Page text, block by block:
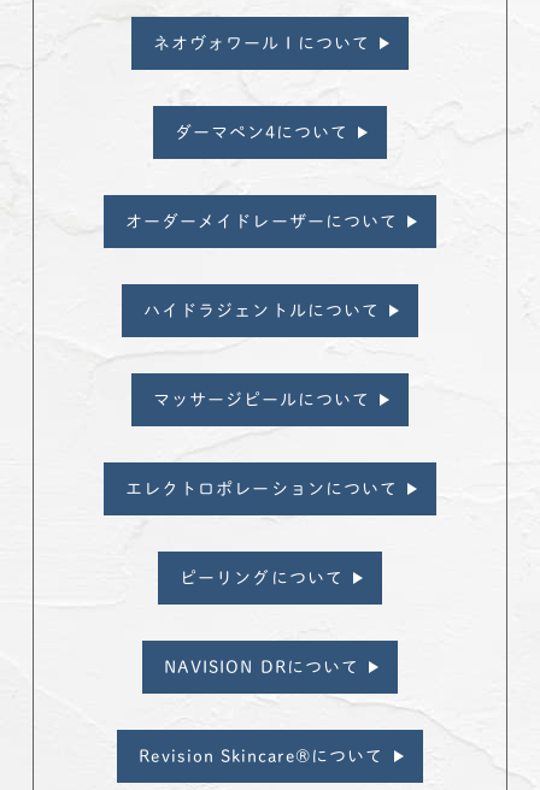
ネオヴォワール I について
ダーマペン4について
オーダーメイドレーザーについて
ハイドラジェントルについて
マッサージピールについて
エレクトロポレーションについて
ピーリングについて
NAVISION DRについて
Revision Skincare®について